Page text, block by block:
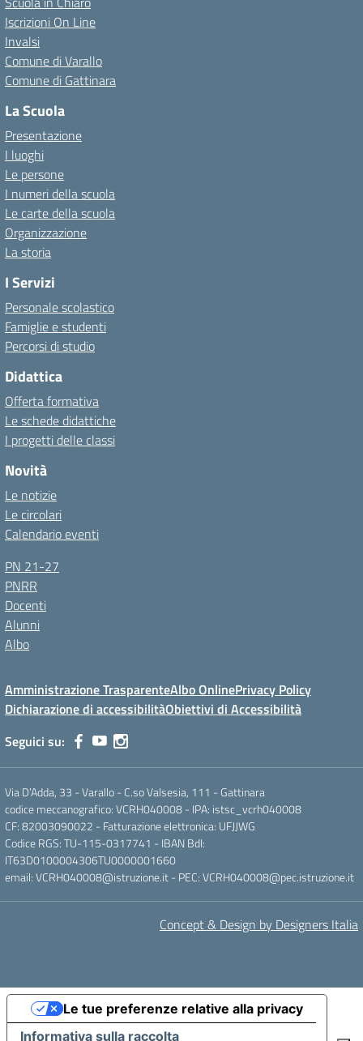
Iscrizioni On Line
Invalsi
Comune di Varallo
Comune di Gattinara
La Scuola
Presentazione
I luoghi
Le persone
I numeri della scuola
Le carte della scuola
Organizzazione
La storia
I Servizi
Personale scolastico
Famiglie e studenti
Percorsi di studio
Didattica
Offerta formativa
Le schede didattiche
I progetti delle classi
Novità
Le notizie
Le circolari
Calendario eventi
PN 21-27
PNRR
Docenti
Alunni
Albo
Amministrazione TrasparenteAlbo OnlinePrivacy Policy
Dichiarazione di accessibilitàObiettivi di Accessibilità
Seguici su:
Via D’Adda, 33 - Varallo - C.so Valsesia, 111 - Gattinara
codice meccanografico: VCRH040008 - IPA: istsc_vcrh040008
CF: 82003090022 - Fatturazione elettronica: UFJJWG
Codice RGS: TU-115-0317741 - IBAN BdI:
IT63D0100004306TU0000001660
email: VCRH040008@istruzione.it - PEC: VCRH040008@pec.istruzione.it
Concept & Design by Designers Italia
Informativa sulla raccolta
Le tue preferenze relative alla privacy